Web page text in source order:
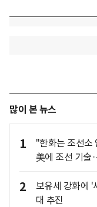
많이 본 뉴스
1
"한화는 조선
美에 조선 기술
2
보유세 강화에
대 추진